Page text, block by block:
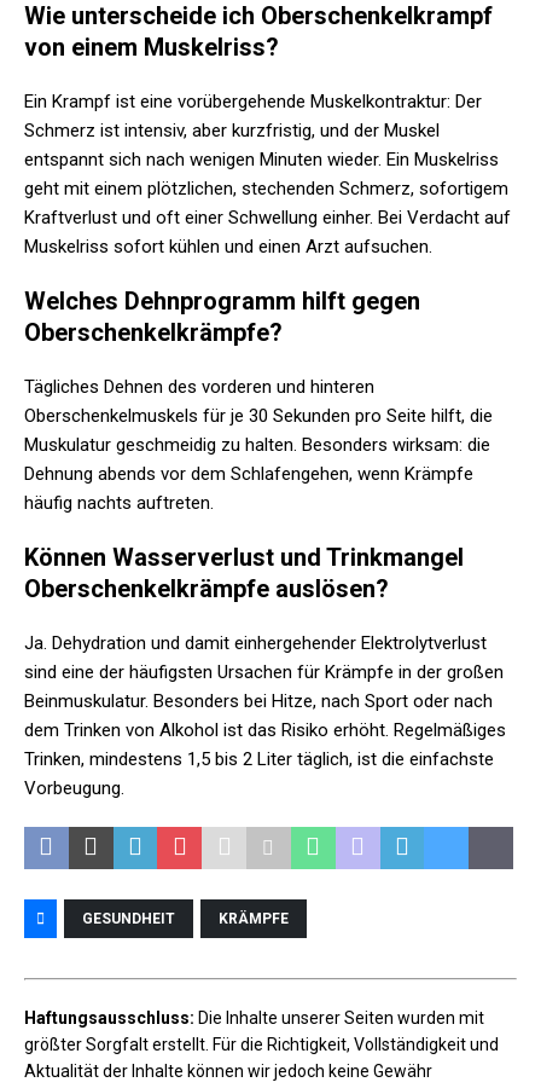
Wie unterscheide ich Oberschenkelkrampf
von einem Muskelriss?
Ein Krampf ist eine vorübergehende Muskelkontraktur: Der
Schmerz ist intensiv, aber kurzfristig, und der Muskel
entspannt sich nach wenigen Minuten wieder. Ein Muskelriss
geht mit einem plötzlichen, stechenden Schmerz, sofortigem
Kraftverlust und oft einer Schwellung einher. Bei Verdacht auf
Muskelriss sofort kühlen und einen Arzt aufsuchen.
Welches Dehnprogramm hilft gegen
Oberschenkelkrämpfe?
Tägliches Dehnen des vorderen und hinteren
Oberschenkelmuskels für je 30 Sekunden pro Seite hilft, die
Muskulatur geschmeidig zu halten. Besonders wirksam: die
Dehnung abends vor dem Schlafengehen, wenn Krämpfe
häufig nachts auftreten.
Können Wasserverlust und Trinkmangel
Oberschenkelkrämpfe auslösen?
Ja. Dehydration und damit einhergehender Elektrolytverlust
sind eine der häufigsten Ursachen für Krämpfe in der großen
Beinmuskulatur. Besonders bei Hitze, nach Sport oder nach
dem Trinken von Alkohol ist das Risiko erhöht. Regelmäßiges
Trinken, mindestens 1,5 bis 2 Liter täglich, ist die einfachste
Vorbeugung.
GESUNDHEIT KRÄMPFE
Haftungsausschluss: Die Inhalte unserer Seiten wurden mit
größter Sorgfalt erstellt. Für die Richtigkeit, Vollständigkeit und
Aktualität der Inhalte können wir jedoch keine Gewähr